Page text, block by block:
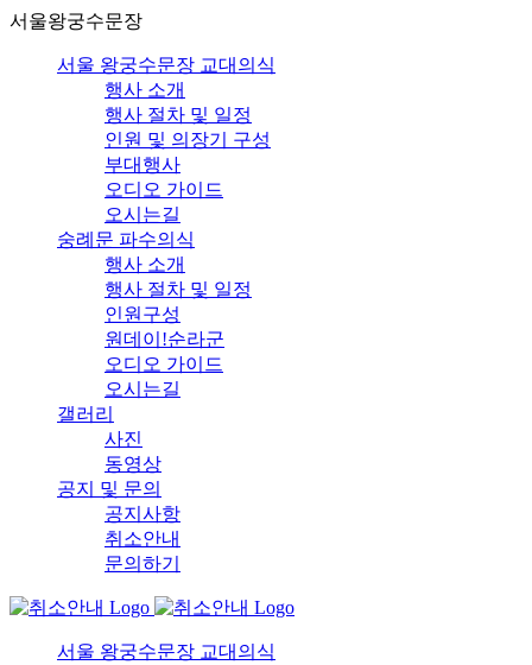
서울왕궁수문장
서울 왕궁수문장 교대의식
행사 소개
행사 절차 및 일정
인원 및 의장기 구성
부대행사
오디오 가이드
오시는길
숭례문 파수의식
행사 소개
행사 절차 및 일정
인원구성
원데이!순라군
오디오 가이드
오시는길
갤러리
사진
동영상
공지 및 문의
공지사항
취소안내
문의하기
서울 왕궁수문장 교대의식